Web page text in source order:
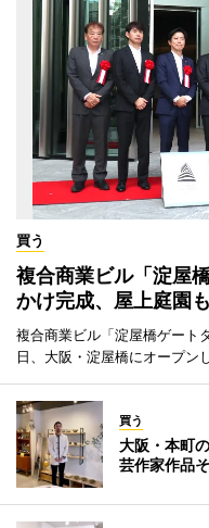
買う
複合商業ビル「淀屋
かけ完成、屋上庭園も
複合商業ビル「淀屋橋ゲート
日、大阪・淀屋橋にオープン
買う
大阪・本町
芸作家作品